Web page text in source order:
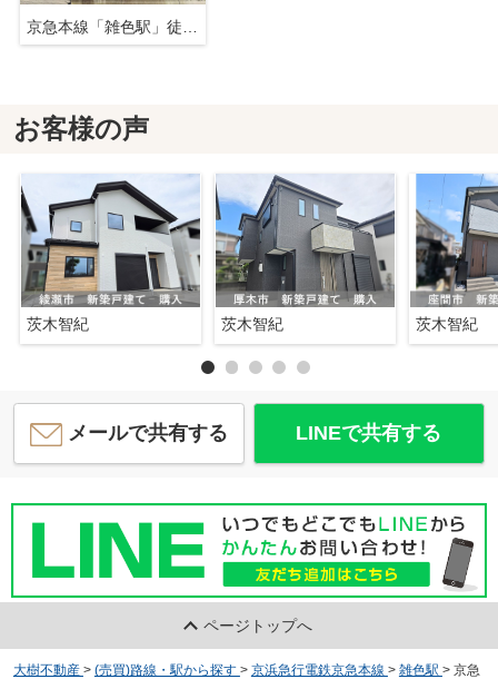
お客様の声
茨木智紀 茨木智紀 茨木智紀
メールで共有する LINEで共有する
ページトップへ
大樹不動産 > (売買)路線・駅から探す > 京浜急行電鉄京急本線 > 雑色駅 > 京急